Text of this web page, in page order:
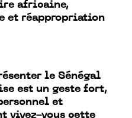
africaine,
et réappropriation
le Sénégal
est un geste fort,
et
vivez-vous cette